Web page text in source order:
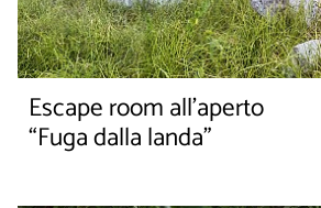
Escape room all’aperto
“Fuga dalla landa”